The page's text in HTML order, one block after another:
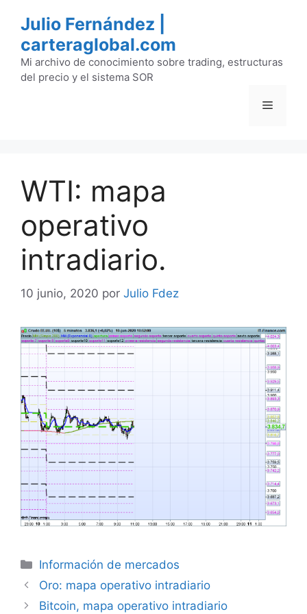
contenido
Julio Fernández |
carteraglobal.com
Mi archivo de conocimiento sobre trading, estructuras
del precio y el sistema SOR
Menú
WTI: mapa
operativo
intradiario.
10 junio, 2020 por Julio Fdez
Categorías
Información de mercados
Oro: mapa operativo intradiario
Bitcoin, mapa operativo intradiario